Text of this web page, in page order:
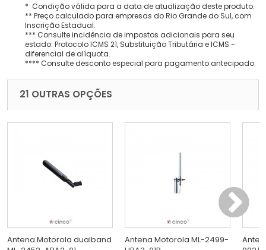
* Condição válida para a data de atualização deste produto.
** Preço calculado para empresas do Rio Grande do Sul, com
Inscrição Estadual.
*** Consulte incidência de impostos adicionais para seu
estado: Protocolo ICMS 21, Substituição Tributária e ICMS -
diferencial de alíquota.
**** Consulte desconto especial para pagamento antecipado.
21 OUTRAS OPÇÕES
Antena Motorola dualband
Antena Motorola ML-2499-